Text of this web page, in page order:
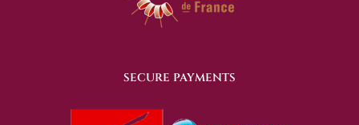
SECURE PAYMENTS